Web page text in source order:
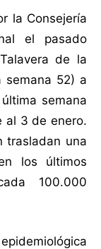
la Consejería
el pasado
de la
semana 52) a
semana
al 3 de enero.
trasladan una
los últimos
100.000